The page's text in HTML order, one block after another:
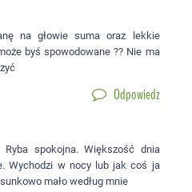
na głowie suma oraz lekkie
byś spowodowane ?? Nie ma
Odpowiedz
spokojna. Większość dnia
Wychodzi w nocy lub jak coś ja
mało według mnie